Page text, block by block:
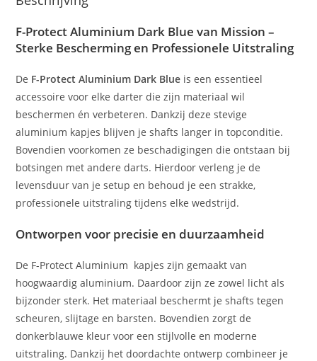
F-Protect Aluminium Dark Blue van Mission –
Sterke Bescherming en Professionele Uitstraling
De F-Protect Aluminium Dark Blue is een essentieel
accessoire voor elke darter die zijn materiaal wil
beschermen én verbeteren. Dankzij deze stevige
aluminium kapjes blijven je shafts langer in topconditie.
Bovendien voorkomen ze beschadigingen die ontstaan bij
botsingen met andere darts. Hierdoor verleng je de
levensduur van je setup en behoud je een strakke,
professionele uitstraling tijdens elke wedstrijd.
Ontworpen voor precisie en duurzaamheid
De F-Protect Aluminium kapjes zijn gemaakt van
hoogwaardig aluminium. Daardoor zijn ze zowel licht als
bijzonder sterk. Het materiaal beschermt je shafts tegen
scheuren, slijtage en barsten. Bovendien zorgt de
donkerblauwe kleur voor een stijlvolle en moderne
uitstraling. Dankzij het doordachte ontwerp combineer je